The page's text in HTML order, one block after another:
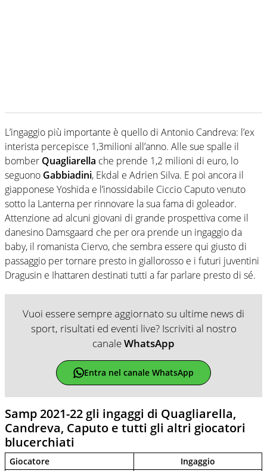
L’ingaggio più importante è quello di Antonio Candreva: l’ex
interista percepisce 1,3milioni all’anno. Alle sue spalle il
bomber Quagliarella che prende 1,2 milioni di euro, lo
seguono Gabbiadini, Ekdal e Adrien Silva. E poi ancora il
giapponese Yoshida e l’inossidabile Ciccio Caputo venuto
sotto la Lanterna per rinnovare la sua fama di goleador.
Attenzione ad alcuni giovani di grande prospettiva come il
danesino Damsgaard che per ora prende un ingaggio da
baby, il romanista Ciervo, che sembra essere qui giusto di
passaggio per tornare presto in giallorosso e i futuri juventini
Dragusin e Ihattaren destinati tutti a far parlare presto di sé.
Vuoi essere sempre aggiornato su ultime news di
sport, risultati ed eventi live? Iscriviti al nostro
canaleWhatsApp
Entra nel canale WhatsApp
Samp 2021-22 gli ingaggi di Quagliarella,
Candreva, Caputo e tutti gli altri giocatori
blucerchiati
Giocatore
Ingaggio